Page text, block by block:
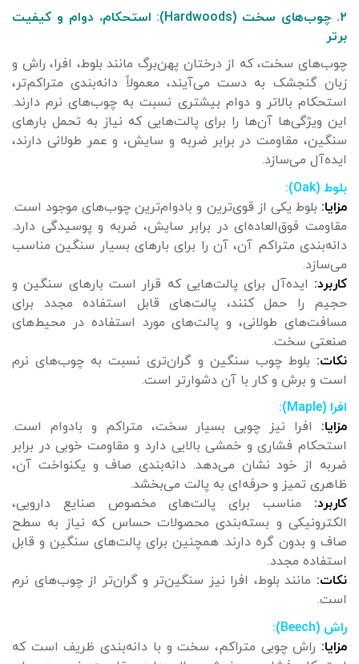
۲. چوب‌های سخت (Hardwoods): استحکام، دوام و کیفیت
برتر
چوب‌های سخت، که از درختان پهن‌برگ مانند بلوط، افرا، راش و
زبان گنجشک به دست می‌آیند، معمولاً دانه‌بندی متراکم‌تر،
استحکام بالاتر و دوام بیشتری نسبت به چوب‌های نرم دارند.
این ویژگی‌ها آن‌ها را برای پالت‌هایی که نیاز به تحمل بارهای
سنگین، مقاومت در برابر ضربه و سایش، و عمر طولانی دارند،
ایده‌آل می‌سازد.
بلوط (Oak):
مزایا: بلوط یکی از قوی‌ترین و بادوام‌ترین چوب‌های موجود است.
مقاومت فوق‌العاده‌ای در برابر سایش، ضربه و پوسیدگی دارد.
دانه‌بندی متراکم آن، آن را برای بارهای بسیار سنگین مناسب
می‌سازد.
کاربرد: ایده‌آل برای پالت‌هایی که قرار است بارهای سنگین و
حجیم را حمل کنند، پالت‌های قابل استفاده مجدد برای
مسافت‌های طولانی، و پالت‌های مورد استفاده در محیط‌های
صنعتی سخت.
نکات: بلوط چوب سنگین و گران‌تری نسبت به چوب‌های نرم
است و برش و کار با آن دشوارتر است.
افرا (Maple):
مزایا: افرا نیز چوبی بسیار سخت، متراکم و بادوام است.
استحکام فشاری و خمشی بالایی دارد و مقاومت خوبی در برابر
ضربه از خود نشان می‌دهد. دانه‌بندی صاف و یکنواخت آن،
ظاهری تمیز و حرفه‌ای به پالت می‌بخشد.
کاربرد: مناسب برای پالت‌های مخصوص صنایع دارویی،
الکترونیکی و بسته‌بندی محصولات حساس که نیاز به سطح
صاف و بدون گره دارند. همچنین برای پالت‌های سنگین و قابل
استفاده مجدد.
نکات: مانند بلوط، افرا نیز سنگین‌تر و گران‌تر از چوب‌های نرم
است.
راش (Beech):
مزایا: راش چوبی متراکم، سخت و با دانه‌بندی ظریف است که